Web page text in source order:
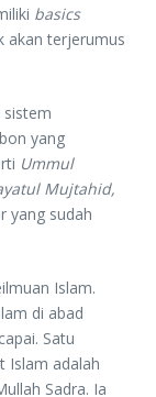
basics
akan terjerumus
sistem
yang
Ummul
Mujtahid,
yang sudah
Islam.
di abad
Satu
Islam adalah
Sadra. Ia